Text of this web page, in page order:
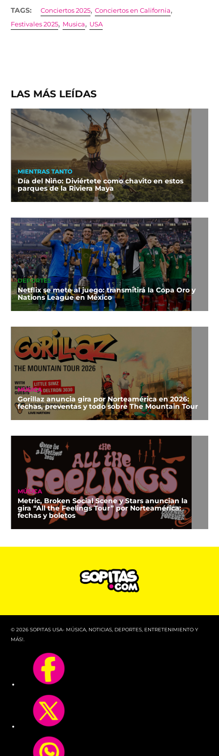
TAGS: Conciertos 2025,Conciertos en California,
Festivales 2025, Musica, USA
LAS MÁS LEÍDAS
MIENTRAS TANTO
Día del Niño: Diviértete como chavito en estos
parques de la Riviera Maya
DEPORTES
Netflix se mete al juego: transmitirá la Copa Oro y
Nations League en México
MÚSICA
Gorillaz anuncia gira por Norteamérica en 2026:
fechas, preventas y todo sobre The Mountain Tour
MÚSICA
Metric, Broken Social Scene y Stars anuncian la
gira “All the Feelings Tour” por Norteamérica:
fechas y boletos
© 2026 SOPITAS USA- MÚSICA, NOTICIAS, DEPORTES, ENTRETENIMIENTO Y
MÁS!.